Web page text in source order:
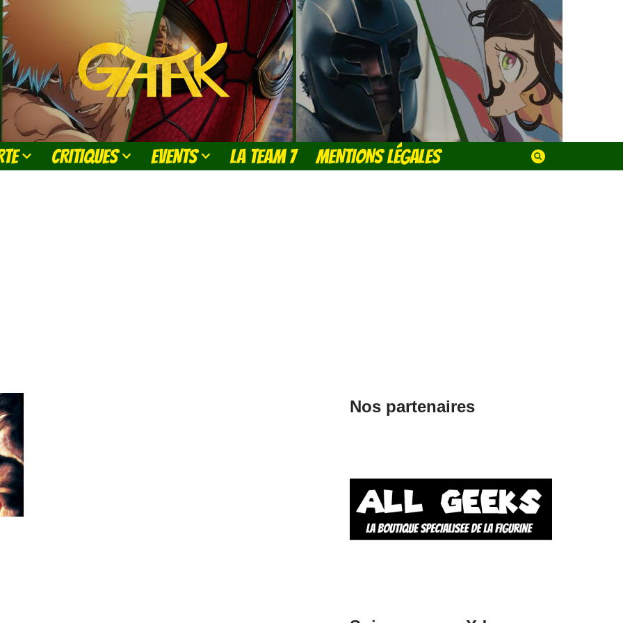
CRITIQUES EVENTS LA TEAM 7 MENTIONS LÉGALES
Nos partenaires